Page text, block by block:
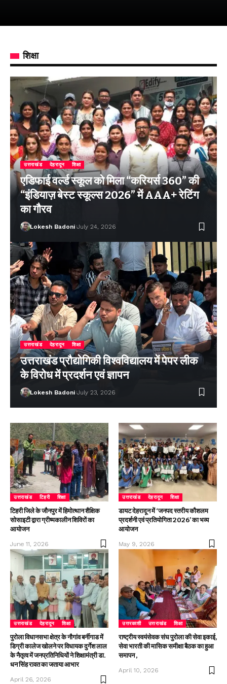
शिक्षा
उत्तराखंड देहरादून शिक्षा
एडिफाई वर्ल्ड स्कूल को मिला “करियर्स 360” की
“इंडियाज़ बेस्ट स्कूल्स 2026” में AAA+ रेटिंग
का गौरव
Lokesh Badoni July 24, 2026
उत्तराखंड देहरादून शिक्षा
उत्तराखंड प्रौद्योगिकी विश्वविद्यालय में पेपर लीक
के विरोध में प्रदर्शन एवं ज्ञापन
Lokesh Badoni July 23, 2026
उत्तराखंड टिहरी शिक्षा
टिहरी जिले के जौनपुर में हिमोत्थान शैक्षिक
सोसाइटी द्वारा ग्रीष्मकालीन शिविरों का
आयोजन
June 11, 2026
उत्तराखंड देहरादून शिक्षा
डायट देहरादून में ‘जनपद स्तरीय कौशलम
प्रदर्शनी एवं प्रतियोगिता 2026’ का भव्य
आयोजन
May 9, 2026
उत्तराखंड देहरादून शिक्षा
पुरोला विधानसभा क्षेत्र के नौगांव बर्नीगाड में
डिग्री कालेज खोलने पर विधायक दुर्गेश लाल
के नैतृत्व में जनप्रतिनिधियों ने शिक्षामंत्री डा.
धन सिंह रावत का जताया आभार
April 26, 2026
उत्तरकाशी उत्तराखंड शिक्षा
राष्ट्रीय स्वयंसेवक संघ पुरोला की सेवा इकाई,
सेवा भारती की मासिक समीक्षा बैठक का हुआ
समापन ,
April 10, 2026